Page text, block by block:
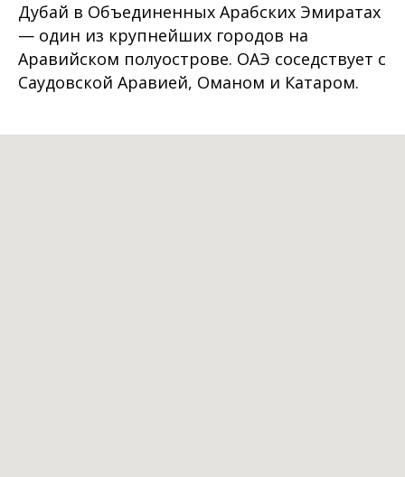
Дубай в Объединенных Арабских Эмиратах
— один из крупнейших городов на
Аравийском полуострове. ОАЭ соседствует с
Саудовской Аравией, Оманом и Катаром.